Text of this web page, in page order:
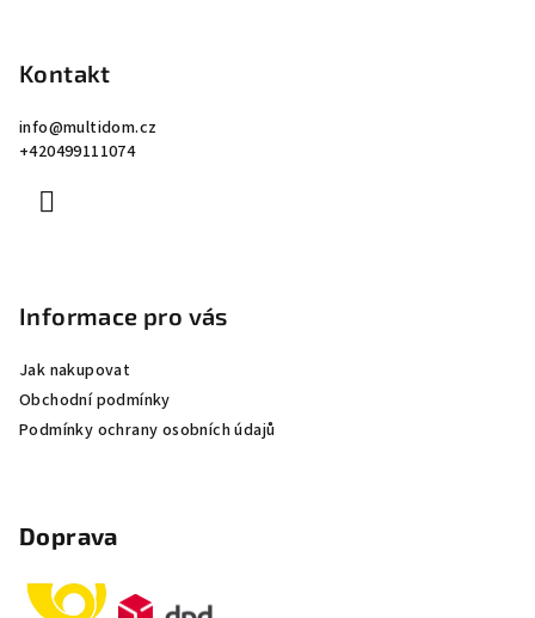
Kontakt
info@multidom.cz
+420499111074
Informace pro vás
Jak nakupovat
Obchodní podmínky
Podmínky ochrany osobních údajů
Doprava